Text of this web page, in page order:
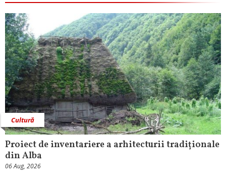
Cultură
Proiect de inventariere a arhitecturii tradiționale
din Alba
06 Aug, 2026